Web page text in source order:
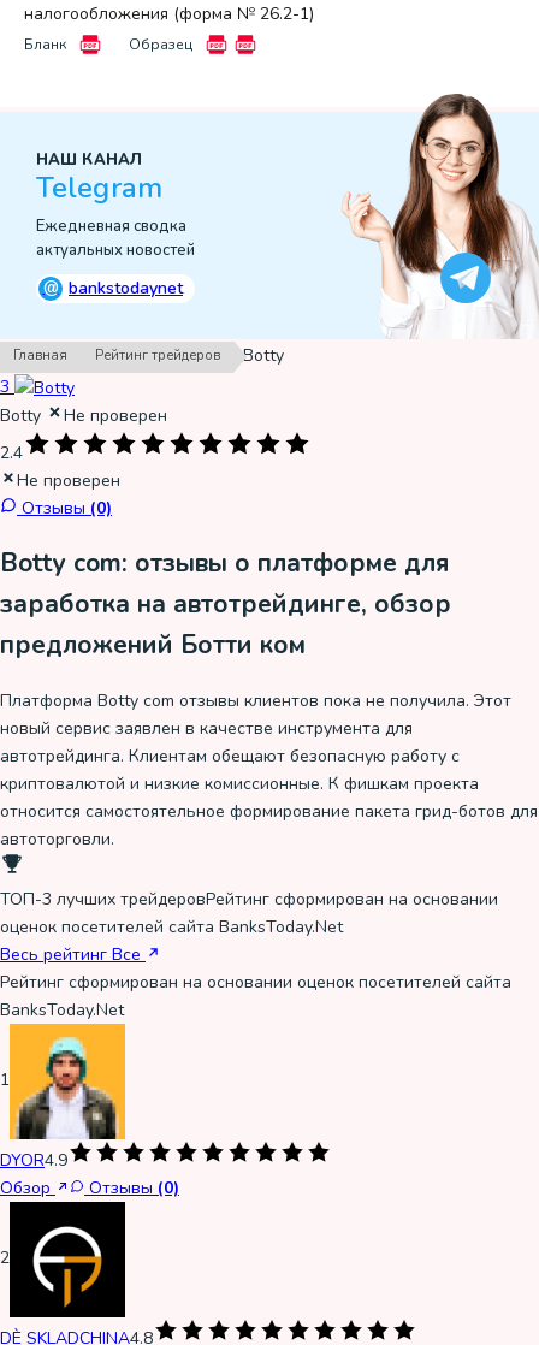
налогообложения (форма № 26.2-1)
Бланк Образец
НАШ КАНАЛ
Telegram
Ежедневная сводка
актуальных новостей
@ bankstodaynet
Главная Рейтинг трейдеров ›Botty
3
Botty
Не проверен
2.4
Не проверен
Отзывы (0)
Botty com: отзывы о платформе для
заработка на автотрейдинге, обзор
предложений Ботти ком
Платформа Botty com отзывы клиентов пока не получила. Этот
новый сервис заявлен в качестве инструмента для
автотрейдинга. Клиентам обещают безопасную работу с
криптовалютой и низкие комиссионные. К фишкам проекта
относится самостоятельное формирование пакета грид-ботов для
автоторговли.
ТОП-3 лучших трейдеровРейтинг сформирован на основании
оценок посетителей сайта BanksToday.Net
Весь рейтинг Все
Рейтинг сформирован на основании оценок посетителей сайта
BanksToday.Net
1
DYOR4.9
Обзор
Отзывы (0)
2
DÈ SKLADCHINA4.8